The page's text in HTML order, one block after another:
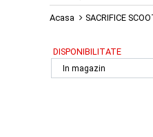
Acasa SACRIFICE
DISPONIBILITATE
In magazin